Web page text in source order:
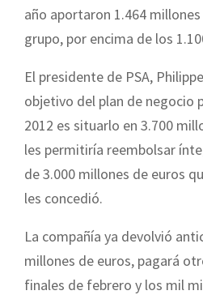
año aportaron 1.464
grupo, por encima de los
El presidente de PSA,
objetivo del plan de negocio
2012 es situarlo en 3.700
les permitiría reembolsar
de 3.000 millones de euros
les concedió.
La compañía ya devolvió
millones de euros, pagará
finales de febrero y los mil